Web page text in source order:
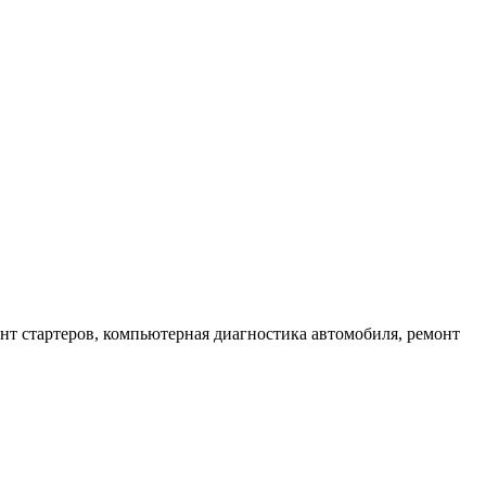
компьютерная диагностика автомобиля, ремонт